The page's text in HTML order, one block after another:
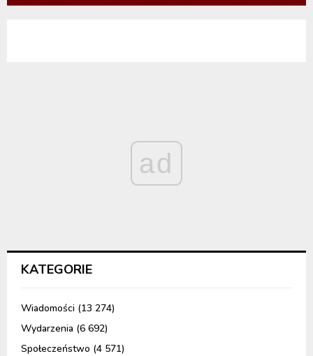
ad
KATEGORIE
Wiadomości (13 274)
Wydarzenia (6 692)
Społeczeństwo (4 571)